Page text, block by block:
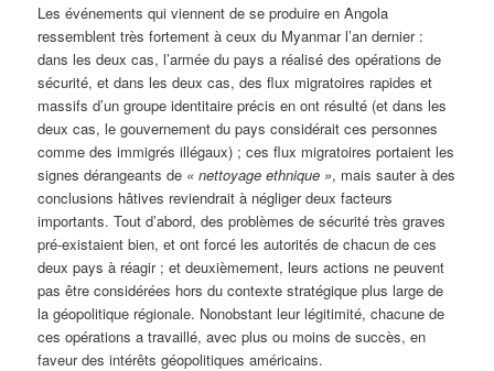
Les événements qui viennent de se produire en Angola
ressemblent très fortement à ceux du Myanmar l’an dernier :
dans les deux cas, l’armée du pays a réalisé des opérations de
sécurité, et dans les deux cas, des flux migratoires rapides et
massifs d’un groupe identitaire précis en ont résulté (et dans les
deux cas, le gouvernement du pays considérait ces personnes
comme des immigrés illégaux) ; ces flux migratoires portaient les
signes dérangeants de «nettoyage ethnique », mais sauter à des
conclusions hâtives reviendrait à négliger deux facteurs
importants. Tout d’abord, des problèmes de sécurité très graves
pré-existaient bien, et ont forcé les autorités de chacun de ces
deux pays à réagir ; et deuxièmement, leurs actions ne peuvent
pas être considérées hors du contexte stratégique plus large de
la géopolitique régionale. Nonobstant leur légitimité, chacune de
ces opérations a travaillé, avec plus ou moins de succès, en
faveur des intérêts géopolitiques américains.